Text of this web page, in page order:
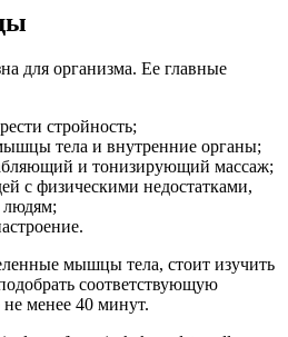
для организма. Ее главные
стройность;
тела и внутренние органы;
и тонизирующий массаж;
с физическими недостатками,
мышцы тела, стоит изучить
соответствующую
не менее 40 минут.